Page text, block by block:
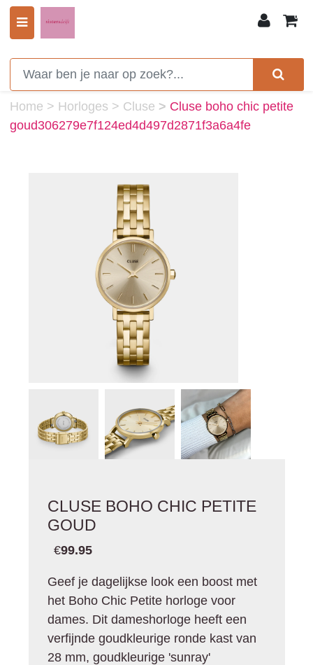
0
Home > Horloges > Cluse > Cluse boho chic petite
goud306279e7f124ed4d497d2871f3a6a4fe
CLUSE BOHO CHIC PETITE
GOUD
€99.95
Geef je dagelijkse look een boost met
het Boho Chic Petite horloge voor
dames. Dit dameshorloge heeft een
verfijnde goudkleurige ronde kast van
28 mm, goudkleurige 'sunray'